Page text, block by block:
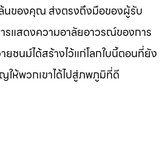
ล้นของคุณ ส่งตรงถึงมือของผู้รับ
รแสดงความอาลัยอาวรณ์ของการ
ชนม์ได้สร้างไว้แก่โลกใบนี้ตอนที่ยัง
ห้พวกเขาได้ไปสู่ภพภูมิที่ดี